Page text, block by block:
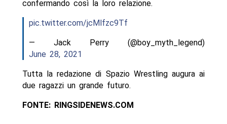
confermando così la loro relazione.
pic.twitter.com/jcMlfzc9Tf
— Jack Perry (@boy_myth_legend)
June 28, 2021
Tutta la redazione di Spazio Wrestling augura ai
due ragazzi un grande futuro.
FONTE: RINGSIDENEWS.COM